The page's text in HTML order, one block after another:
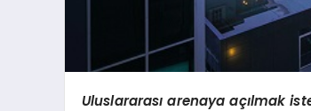
Uluslararası arenaya açılmak